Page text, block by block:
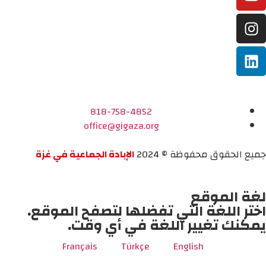
818-758-4852
office@gigaza.org
جميع الحقوق محفوظة © 2024
الإبادة الجماعية في غزة
لغة الموقع
اختر اللغة التي تفضلها لتصفح الموقع.
يمكنك تغيير اللغة في أي وقت.
English
Türkçe
Français